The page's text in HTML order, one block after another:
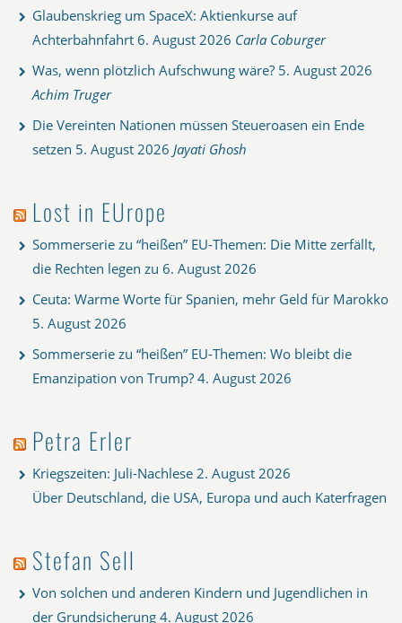
Glaubenskrieg um SpaceX: Aktienkurse auf
Achterbahnfahrt 6. August 2026 Carla Coburger
Was, wenn plötzlich Aufschwung wäre? 5. August 2026
Achim Truger
Die Vereinten Nationen müssen Steueroasen ein Ende
setzen 5. August 2026 Jayati Ghosh
Lost in EUrope
Sommerserie zu “heißen” EU-Themen: Die Mitte zerfällt,
die Rechten legen zu 6. August 2026
Ceuta: Warme Worte für Spanien, mehr Geld für Marokko
5. August 2026
Sommerserie zu “heißen” EU-Themen: Wo bleibt die
Emanzipation von Trump? 4. August 2026
Petra Erler
Kriegszeiten: Juli-Nachlese 2. August 2026
Über Deutschland, die USA, Europa und auch Katerfragen
Stefan Sell
Von solchen und anderen Kindern und Jugendlichen in
der Grundsicherung 4. August 2026